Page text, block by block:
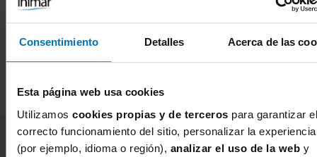
Consentimiento Detalles Acerca de las
Esta página web usa cookies
Utilizamos cookies propias y de terceros para garantizar el
correcto funcionamiento del sitio, personalizar la experiencia
(por ejemplo, idioma o región), analizar el uso de la weby
DESCUENTOS, PROMOCIONES,